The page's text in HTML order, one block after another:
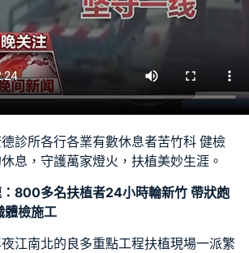
診所各行各業有數休息者苦竹科 健檢
息，守護萬家燈火，扶植美妙生涯。
：800多名扶植者24小時輪新竹 帶狀皰
體檢施工
江南北的良多重點工程扶植現場一派繁